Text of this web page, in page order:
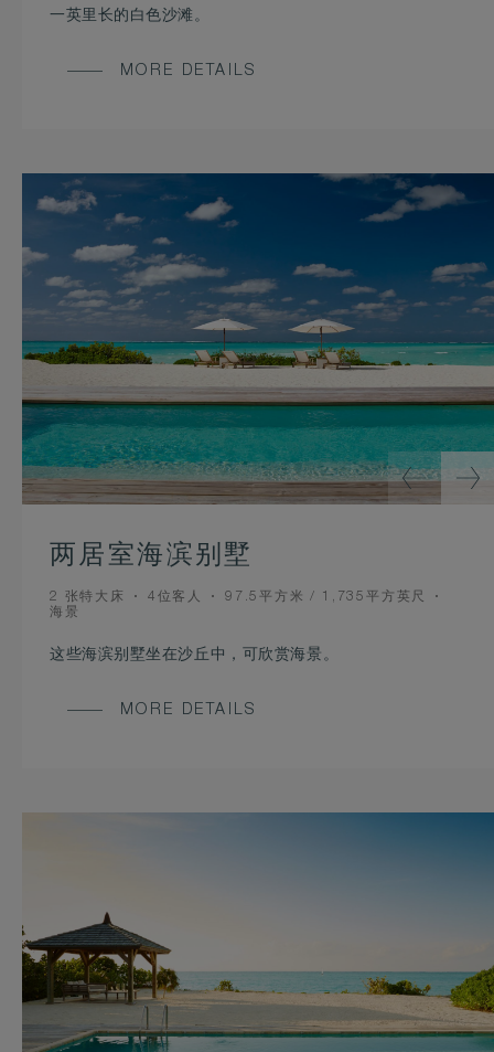
一英里长的白色沙滩。
MORE DETAILS
两居室海滨别墅
BEDS
2 张特大床 OCCUPANCY
4位客人
ROOM
97.5平方米 / 1,735平方英尺
VIEW
海景
这些海滨别墅坐在沙丘中，可欣赏海景。
MORE DETAILS